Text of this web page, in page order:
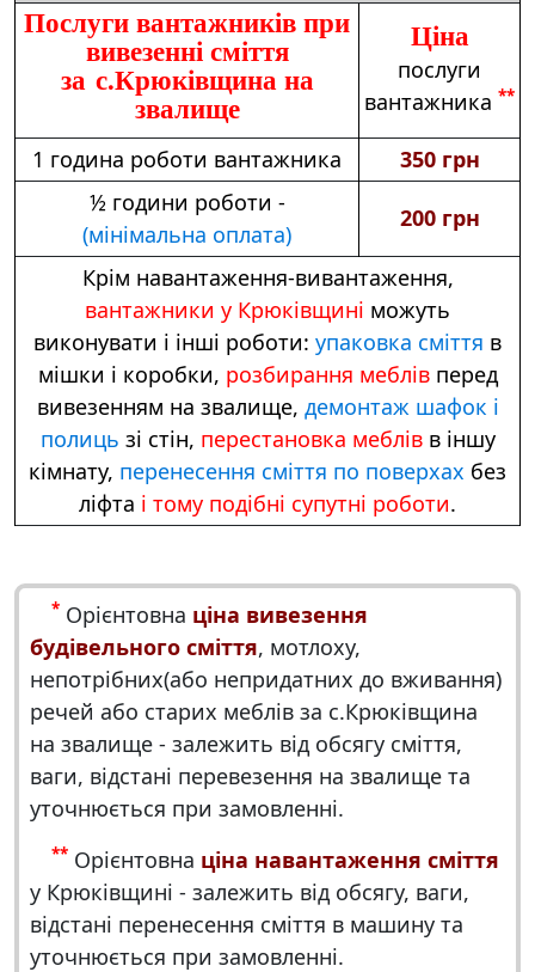
Послуги вантажників при
вивезенні сміття
за с.Крюківщина на
звалище
Ціна
послуги
вантажника **
1 година роботи вантажника
350 грн
½ години роботи -
(мінімальна оплата)
200 грн
Крім навантаження-вивантаження,
вантажники у Крюківщині можуть
виконувати і інші роботи: упаковка сміття в
мішки і коробки, розбирання меблівперед
вивезенням на звалище, демонтаж шафок і
полиць зі стін, перестановка меблівв іншу
кімнату, перенесення сміття по поверхах без
ліфта і тому подібні супутні роботи.
*Орієнтовна ціна вивезення
будівельного сміття, мотлоху,
непотрібних(або непридатних до вживання)
речей або старих меблів за с.Крюківщина
на звалище - залежить від обсягу сміття,
ваги, відстані перевезення на звалище та
уточнюється при замовленні.
**Орієнтовна ціна навантаження сміття
у Крюківщині - залежить від обсягу, ваги,
відстані перенесення сміття в машину та
уточнюється при замовленні.